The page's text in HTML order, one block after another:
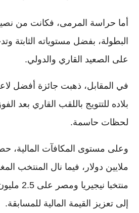
أما حراسة المرمى، فكانت من
البطولة، بفضل مستوياته الثابتة
على الصعيد القاري والدولي.
في المقابل، ذهبت جائزة أفضل
بلاده للتتويج باللقب القاري بعد
لحظات حاسمة.
إلى تعزيز القيمة المالية للمسابقة.